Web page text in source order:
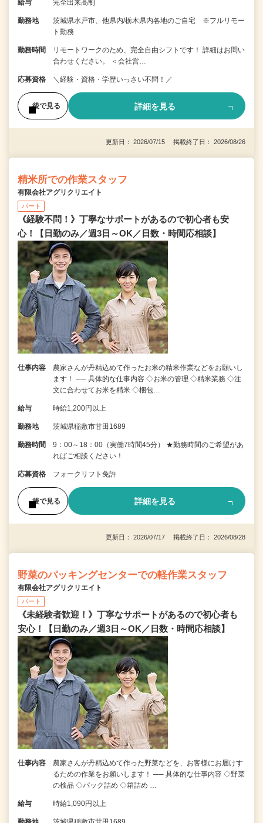
給与 完全出来高制
勤務地
茨城県水戸市、他県内/栃木県内各地のご自宅 ※フルリモー
ト勤務
勤務時間
リモートワークのため、完全自由シフトです！ 詳細はお問い
合わせください。 ＜会社営…
応募資格 ＼経験・資格・学歴いっさい不問！／
後で見る 詳細を見る
更新日： 2026/07/15 掲載終了日： 2026/08/26
精米所での作業スタッフ
有限会社アグリクリエイト
パート
《経験不問！》丁寧なサポートがあるので初心者も安
心！【日勤のみ／週3日～OK／日数・時間応相談】
仕事内容
農家さんが丹精込めて作ったお米の精米作業などをお願いし
ます！ ── 具体的な仕事内容 ◇お米の管理 ◇精米業務 ◇注
文に合わせてお米を精米 ◇梱包…
給与 時給1,200円以上
勤務地 茨城県稲敷市甘田1689
勤務時間
9：00～18：00（実働7時間45分） ★勤務時間のご希望があ
ればご相談ください！
応募資格 フォークリフト免許
後で見る 詳細を見る
更新日： 2026/07/17 掲載終了日： 2026/08/28
野菜のパッキングセンターでの軽作業スタッフ
有限会社アグリクリエイト
パート
《未経験者歓迎！》丁寧なサポートがあるので初心者も
安心！【日勤のみ／週3日～OK／日数・時間応相談】
仕事内容
農家さんが丹精込めて作った野菜などを、お客様にお届けす
るための作業をお願いします！ ── 具体的な仕事内容 ◇野菜
の検品 ◇パック詰め ◇箱詰め …
給与 時給1,090円以上